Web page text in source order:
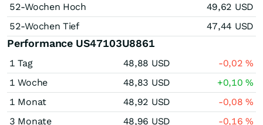
52-Wochen Hoch
49,62 USD
52-Wochen Tief
47,44 USD
Performance US47103U8861
1 Tag 48,88 USD -0,02%
1 Woche
48,83 USD +0,10%
1 Monat
48,92 USD -0,08%
3 Monate
48,96 USD -0,16%